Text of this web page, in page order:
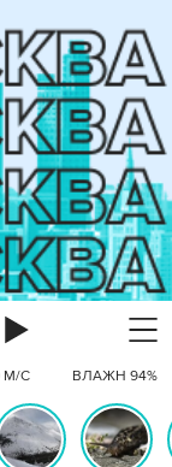
М/С ВЛАЖН 94%